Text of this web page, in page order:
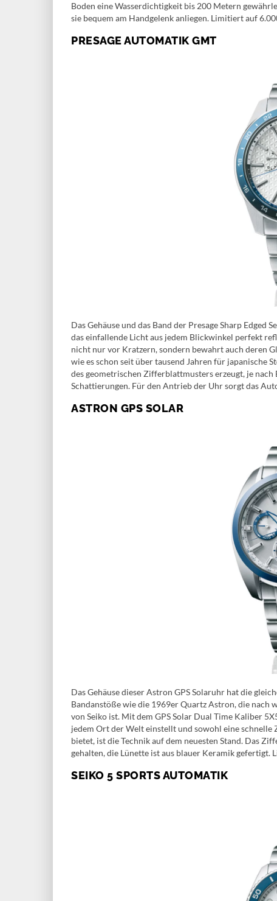
Boden eine Wasserdichtigkeit bis 200 Metern
sie bequem am Handgelenk anliegen. Limitiert auf
PRESAGE AUTOMATIK GMT
Das Gehäuse und das Band der Presage Sharp
das einfallende Licht aus jedem Blickwinkel perfekt
nicht nur vor Kratzern, sondern bewahrt auch deren
wie es schon seit über tausend Jahren für
des geometrischen Zifferblattmusters erzeugt, je
Schattierungen. Für den Antrieb der Uhr sorgt das
ASTRON GPS SOLAR
Das Gehäuse dieser Astron GPS Solaruhr hat die
Bandanstöße wie die 1969er Quartz Astron, die nach
von Seiko ist. Mit dem GPS Solar Dual Time Kaliber
jedem Ort der Welt einstellt und sowohl eine schnelle
bietet, ist die Technik auf dem neuesten Stand. Das
gehalten, die Lünette ist aus blauer Keramik
SEIKO 5 SPORTS AUTOMATIK